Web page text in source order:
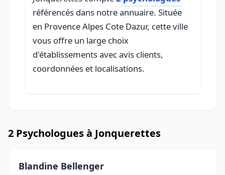
référencés dans notre annuaire. Située
en Provence Alpes Cote Dazur, cette ville
vous offre un large choix
d'établissements avec avis clients,
coordonnées et localisations.
2 Psychologues à Jonquerettes
Blandine Bellenger